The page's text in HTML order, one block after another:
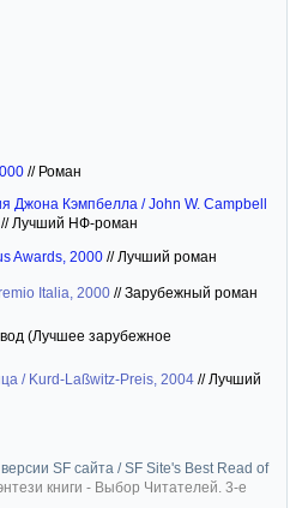
// Роман
Джона Кэмпбелла / John W. Campbell
// Лучший НФ-роман
Awards, 2000 // Лучший роман
Italia, 2000 //Зарубежный роман
(Лучшее зарубежное
/ Kurd-Laßwitz-Preis, 2004 // Лучший
SF сайта / SF Site's Best Read of
книги - Выбор Читателей. 3-е